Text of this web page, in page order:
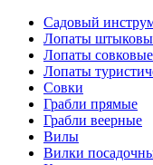
Садовый
Лопаты
Лопаты совковые
Лопаты
Совки
Грабли прямые
Грабли веерные
Вилы
Вилки